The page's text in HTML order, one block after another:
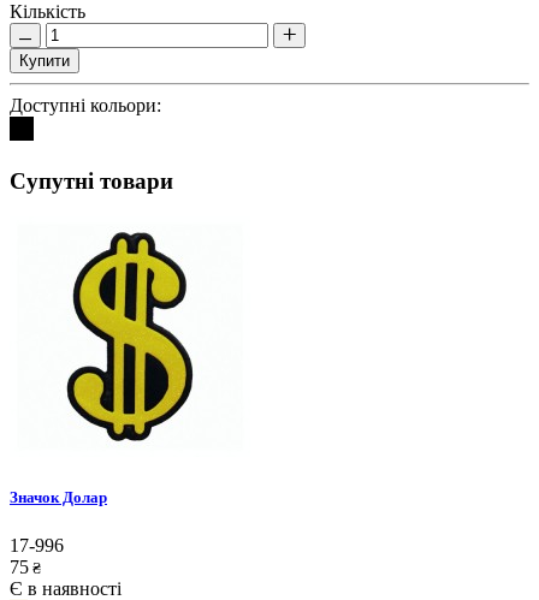
Кількість
Купити
Доступні кольори:
Супутні товари
Значок Долар
17-996
75 ₴
Є в наявності